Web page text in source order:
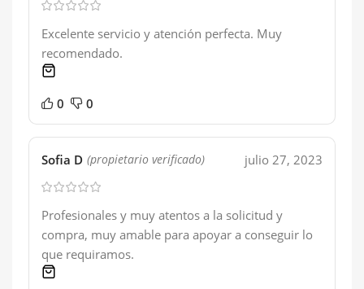
Excelente servicio y atención perfecta. Muy
recomendado.
0 0
Sofia D (propietario verificado) julio 27, 2023
Profesionales y muy atentos a la solicitud y
compra, muy amable para apoyar a conseguir lo
que requiramos.